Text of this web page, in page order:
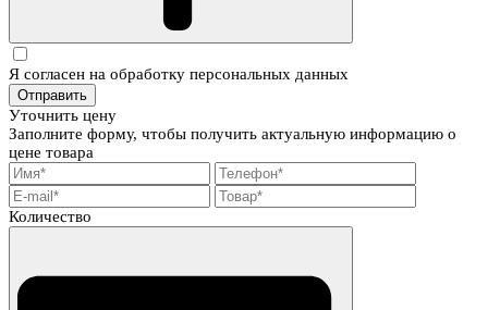
Я согласен на обработку персональных данных
Отправить
Уточнить цену
Заполните форму, чтобы получить актуальную информацию о
цене товара
Количество